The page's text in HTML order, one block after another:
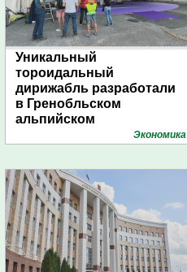
Уникальный
тороидальный
дирижабль разработали
в Гренобльском
альпийском
Экономика